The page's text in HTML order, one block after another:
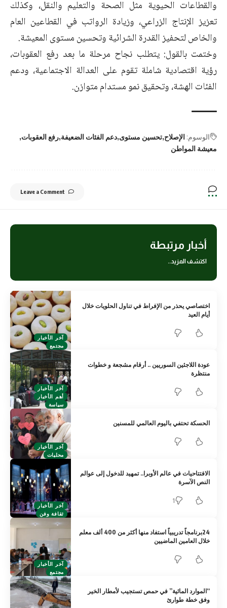
والقطاعات الحيوية مثل الصحة والتعليم والنقل، وكذلك
تعزيز الإنتاج الزراعي، وزيادة الرواتب في القطاعين العام
والخاص لتحفيز القدرة الشرائية وتحسين مستوى المعيشة.
وختمت بالقول: يتطلب نجاح مرحلة ما بعد رفع العقوبات،
رؤية اقتصادية شاملة تقوم على العدالة الاجتماعية، ودعم
الفئات الهشة، وتحقيق نمو مستدام متوازن.
الوسوم: الإصلاح تحسين مستوى دعم الفئات الضعيفة رفع العقوبات
معيشة المواطن
Leave a Comment
أخبار مرتبطة
اكتشف المزيد..
آخر الأخبار
مجتمع
اختصاصي يحذر من الإفراط في تناول الحلويات خلال
أيام العيد
آخر الأخبار
أهم الأخبار
سياسة
عودة اللاجئين السوريين .. أرقام مشجعة و خطوات
منتظرة
آخر الأخبار
محليات
الحسكة تحتفي باليوم العالمي للمسنين
آخر الأخبار
ثقافة وفن
الافتتاحيات في عالم الأوبرا.. تمهيد للدخول إلى عوالم
النص الآسرة
1
آخر الأخبار
مجتمع
24برنامجاً تدريبياً استفاد منها أكثر من 400 ألف معلم
خلال العامين الماضيين
“الموارد المائية” في حمص تستجيب لأمطار الخير
وفق خطة طوارئ